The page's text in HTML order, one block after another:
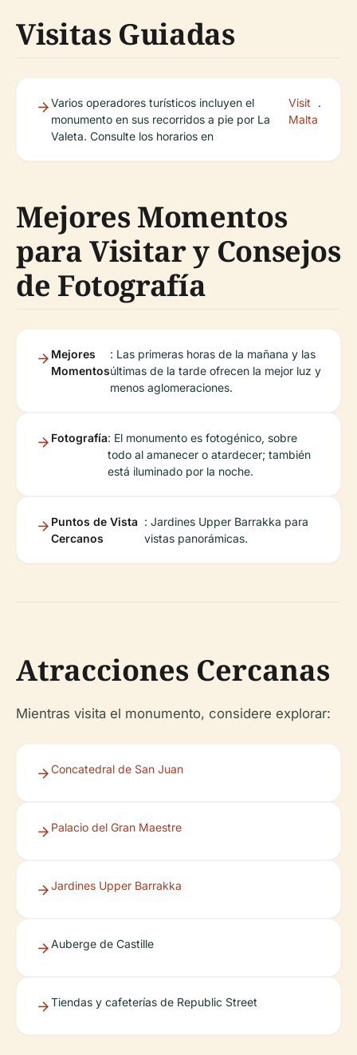
Visitas Guiadas
Varios operadores turísticos incluyen el
monumento en sus recorridos a pie por La
Valeta. Consulte los horarios en
Visit
Malta
.
Mejores Momentos
para Visitar y Consejos
de Fotografía
Mejores
Momentos
: Las primeras horas de la mañana y las
últimas de la tarde ofrecen la mejor luz y
menos aglomeraciones.
Fotografía: El monumento es fotogénico, sobre
todo al amanecer o atardecer; también
está iluminado por la noche.
Puntos de Vista
Cercanos
: Jardines Upper Barrakka para
vistas panorámicas.
Atracciones Cercanas
Mientras visita el monumento, considere explorar:
Concatedral de San Juan
Palacio del Gran Maestre
Jardines Upper Barrakka
Auberge de Castille
Tiendas y cafeterías de Republic Street